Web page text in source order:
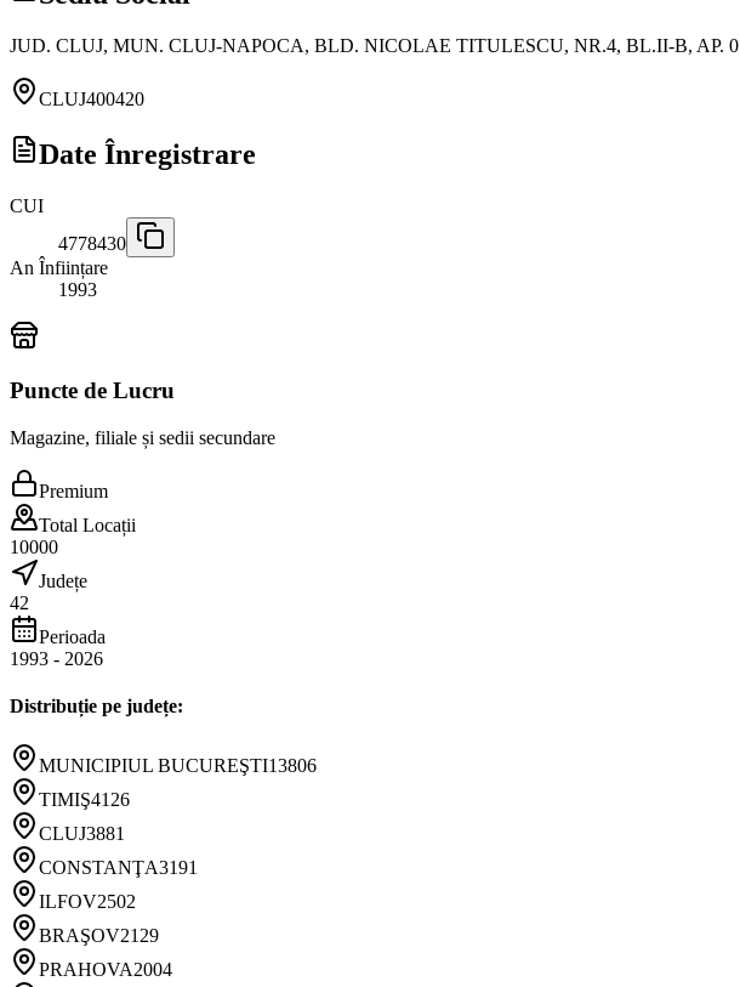
JUD. CLUJ, MUN. CLUJ-NAPOCA, BLD. NICOLAE TITULESCU, NR.4, BL.II-B, AP. 0
CLUJ400420
Date Înregistrare
CUI
4778430
An Înființare
1993
Puncte de Lucru
Magazine, filiale și sedii secundare
Premium
Total Locații
10000
Județe
42
Perioada
1993 - 2026
Distribuție pe județe:
MUNICIPIUL BUCUREŞTI13806
TIMIŞ4126
CLUJ3881
CONSTANŢA3191
ILFOV2502
BRAŞOV2129
PRAHOVA2004